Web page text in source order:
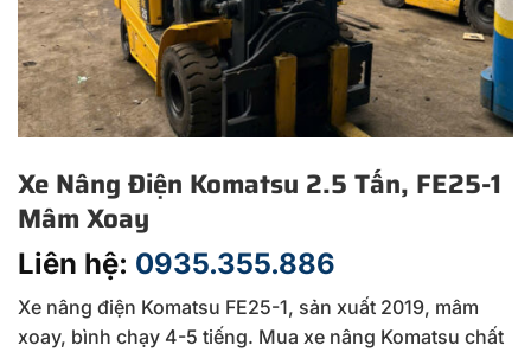
Xe Nâng Điện Komatsu 2.5 Tấn, FE25-1
Mâm Xoay
Liên hệ: 0935.355.886
Xe nâng điện Komatsu FE25-1, sản xuất 2019, mâm
xoay, bình chạy 4-5 tiếng. Mua xe nâng Komatsu chất